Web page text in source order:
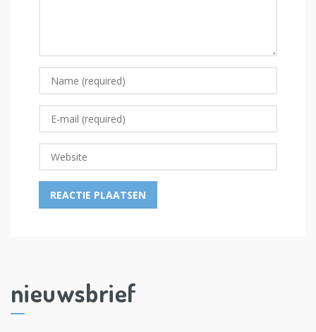
nieuwsbrief